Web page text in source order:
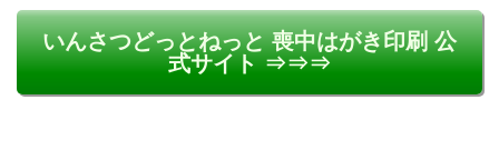
いんさつどっとねっと 喪中はがき印刷 公
式サイト ⇒⇒⇒